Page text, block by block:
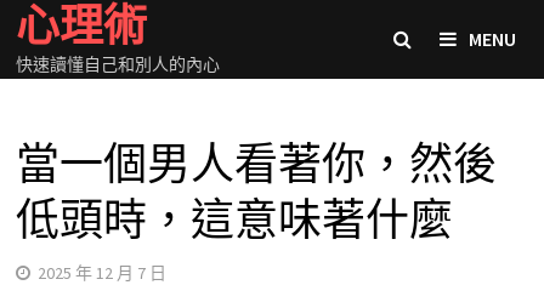
Skip
content
心理術
快速讀懂自己和別人的內心
MENU
當一個男人看著你，然後
低頭時，這意味著什麼
2025 年 12 月 7 日